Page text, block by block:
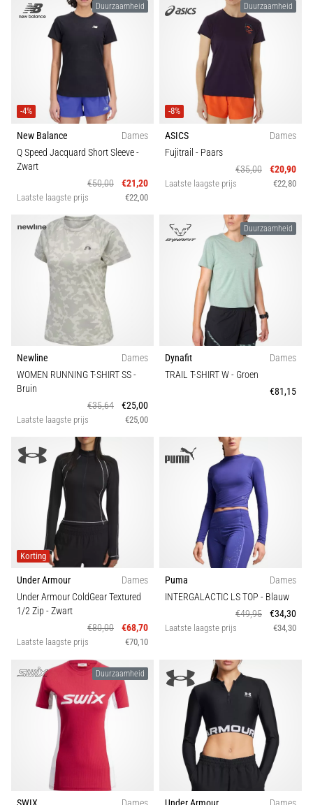
Duurzaamheid
-4%
New Balance
Dames
Q Speed Jacquard Short Sleeve-
Zwart
€50,00
€21,20
Laatste laagste prijs €22,00
Duurzaamheid
-8%
ASICS
Dames
Fujitrail - Paars
€35,00
€20,90
Laatste laagste prijs €22,80
Newline
Dames
WOMEN RUNNING T-SHIRT SS-
Bruin
€35,64
€25,00
Laatste laagste prijs €25,00
Duurzaamheid
Dynafit
Dames
TRAIL T-SHIRT W- Groen
€81,15
Korting
Under Armour
Dames
Under Armour ColdGear Textured
1/2 Zip - Zwart
€80,00
€68,70
Laatste laagste prijs €70,10
Puma
Dames
INTERGALACTIC LS TOP - Blauw
€49,95
€34,30
Laatste laagste prijs €34,30
Duurzaamheid